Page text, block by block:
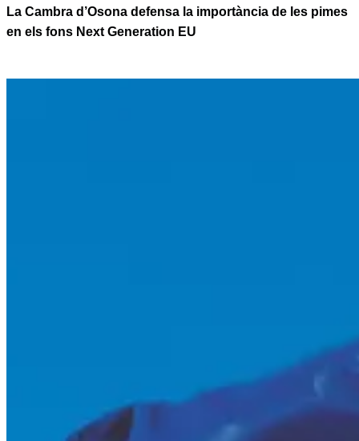
La Cambra d’Osona defensa la importància de les pimes
en els fons Next Generation EU